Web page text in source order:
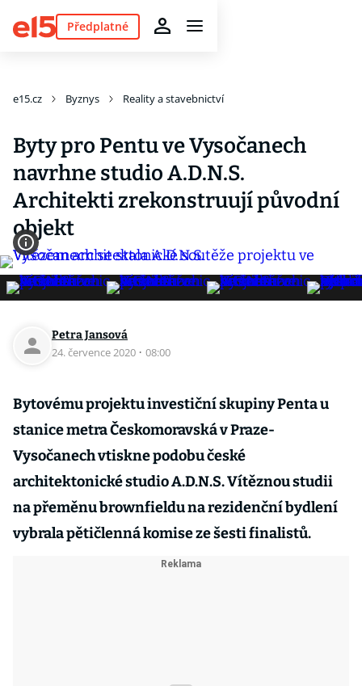
Předplatné
e15.cz Byznys Reality a stavebnictví
Byty pro Pentu ve Vysočanech
navrhne studio A.D.N.S.
Architekti zrekonstruují původní
objekt
Petra Jansová
24. července 2020 · 08:00
Bytovému projektu investiční skupiny Penta u
stanice metra Českomoravská v Praze-
Vysočanech vtiskne podobu české
architektonické studio A.D.N.S. Vítěznou studii
na přeměnu brownfieldu na rezidenční bydlení
vybrala pětičlenná komise ze šesti finalistů.